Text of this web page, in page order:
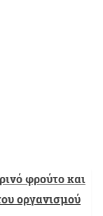
φρούτο και
οργανισμού